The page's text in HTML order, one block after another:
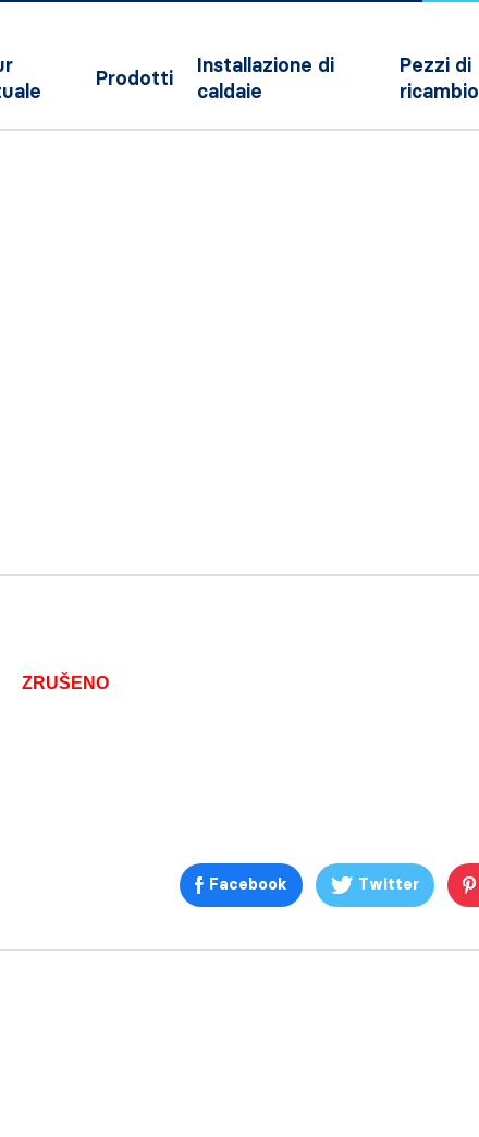
Prodotti
Installazione di
caldaie
Pezzi di
ricambio
ZRUŠENO
Facebook Twitter